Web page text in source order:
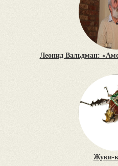
Леонид Вальдман:
Жуки-